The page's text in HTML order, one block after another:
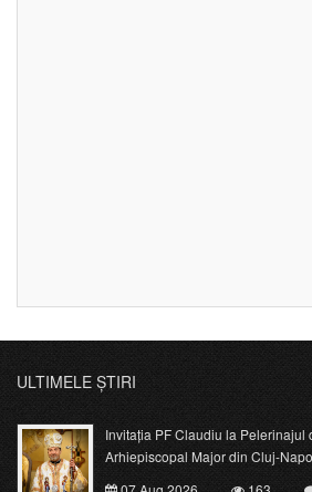
ULTIMELE ȘTIRI
Invitația PF Claudiu la Pelerinajul
Arhiepiscopal Major din Cluj-